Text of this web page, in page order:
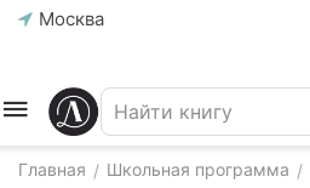
Москва
Главная / Школьная программа /